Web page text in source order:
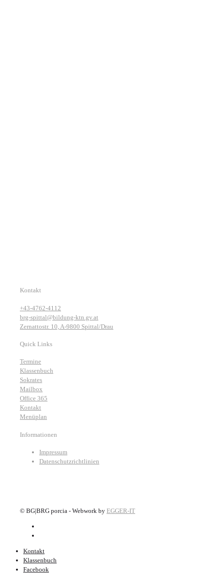
Kontakt
+43-4762-4112
brg-spittal@bildung-ktn.gv.at
Zernattostr. 10, A-9800 Spittal/Drau
Quick Links
Termine
Klassenbuch
Sokrates
Mailbox
Office 365
Kontakt
Menüplan
Informationen
Impressum
Datenschutzrichtlinien
© BG|BRG porcia - Webwork by EGGER-IT
Kontakt
Klassenbuch
Facebook